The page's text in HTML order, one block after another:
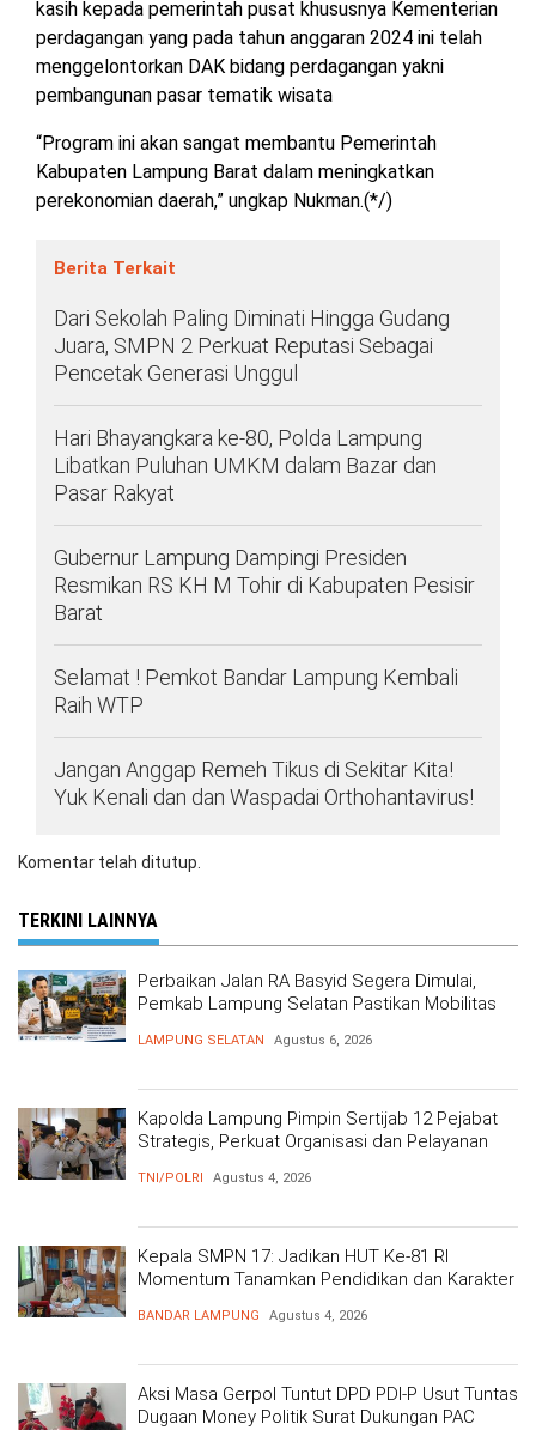
kasih kepada pemerintah pusat khususnya Kementerian
perdagangan yang pada tahun anggaran 2024 ini telah
menggelontorkan DAK bidang perdagangan yakni
pembangunan pasar tematik wisata
“Program ini akan sangat membantu Pemerintah
Kabupaten Lampung Barat dalam meningkatkan
perekonomian daerah,” ungkap Nukman.(*/)
Berita Terkait
Dari Sekolah Paling Diminati Hingga Gudang
Juara, SMPN 2 Perkuat Reputasi Sebagai
Pencetak Generasi Unggul
Hari Bhayangkara ke-80, Polda Lampung
Libatkan Puluhan UMKM dalam Bazar dan
Pasar Rakyat
Gubernur Lampung Dampingi Presiden
Resmikan RS KH M Tohir di Kabupaten Pesisir
Barat
Selamat ! Pemkot Bandar Lampung Kembali
Raih WTP
Jangan Anggap Remeh Tikus di Sekitar Kita!
Yuk Kenali dan dan Waspadai Orthohantavirus!
Komentar telah ditutup.
TERKINI LAINNYA
Perbaikan Jalan RA Basyid Segera Dimulai,
Pemkab Lampung Selatan Pastikan Mobilitas
LAMPUNG SELATAN Agustus 6, 2026
Kapolda Lampung Pimpin Sertijab 12 Pejabat
Strategis, Perkuat Organisasi dan Pelayanan
TNI/POLRI Agustus 4, 2026
Kepala SMPN 17: Jadikan HUT Ke-81 RI
Momentum Tanamkan Pendidikan dan Karakter
BANDAR LAMPUNG Agustus 4, 2026
Aksi Masa Gerpol Tuntut DPD PDI-P Usut Tuntas
Dugaan Money Politik Surat Dukungan PAC